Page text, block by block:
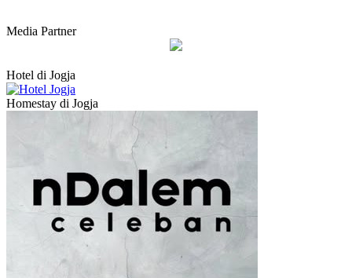
Media Partner
Hotel di Jogja
Homestay di Jogja